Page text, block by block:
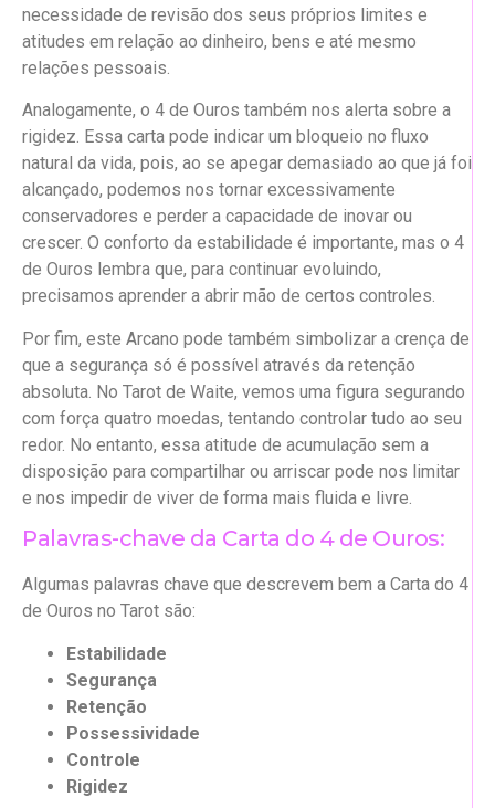
necessidade de revisão dos seus próprios limites e
atitudes em relação ao dinheiro, bens e até mesmo
relações pessoais.
Analogamente, o 4 de Ouros também nos alerta sobre a
rigidez. Essa carta pode indicar um bloqueio no fluxo
natural da vida, pois, ao se apegar demasiado ao que já foi
alcançado, podemos nos tornar excessivamente
conservadores e perder a capacidade de inovar ou
crescer. O conforto da estabilidade é importante, mas o 4
de Ouros lembra que, para continuar evoluindo,
precisamos aprender a abrir mão de certos controles.
Por fim, este Arcano pode também simbolizar a crença de
que a segurança só é possível através da retenção
absoluta. No Tarot de Waite, vemos uma figura segurando
com força quatro moedas, tentando controlar tudo ao seu
redor. No entanto, essa atitude de acumulação sem a
disposição para compartilhar ou arriscar pode nos limitar
e nos impedir de viver de forma mais fluida e livre.
Palavras-chave da Carta do 4 de Ouros:
Algumas palavras chave que descrevem bem a Carta do 4
de Ouros no Tarot são:
Estabilidade
Segurança
Retenção
Possessividade
Controle
Rigidez